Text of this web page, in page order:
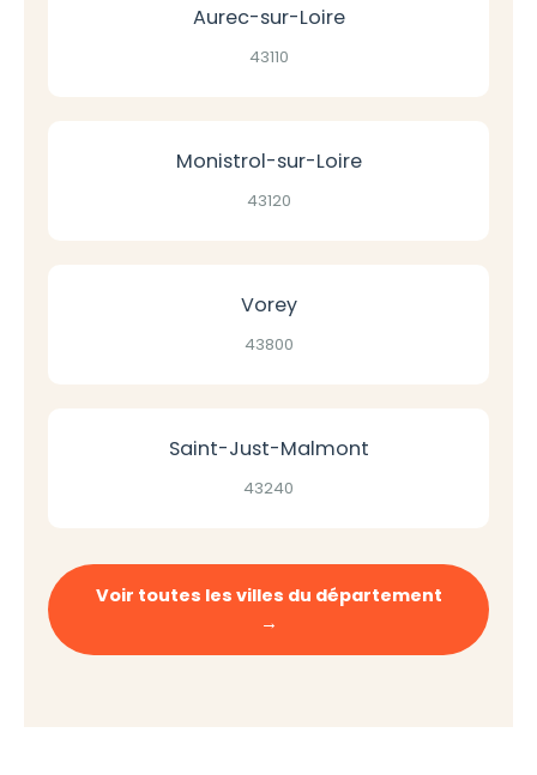
Aurec-sur-Loire
43110
Monistrol-sur-Loire
43120
Vorey
43800
Saint-Just-Malmont
43240
Voir toutes les villes du département
→